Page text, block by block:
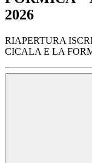
2026
RIAPERTURA
CICALA E LA